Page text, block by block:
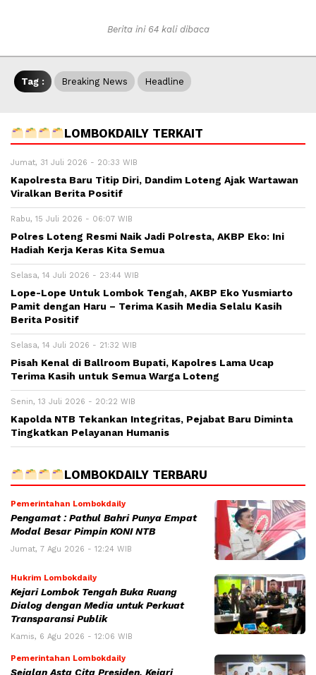
Berita ini 64 kali dibaca
Tag : Breaking News Headline
LOMBOKDAILY TERKAIT
Jumat, 31 Juli 2026 - 20:33 WIB
Kapolresta Baru Titip Diri, Dandim Loteng Ajak Wartawan
Viralkan Berita Positif
Rabu, 15 Juli 2026 - 06:07 WIB
Polres Loteng Resmi Naik Jadi Polresta, AKBP Eko: Ini
Hadiah Kerja Keras Kita Semua
Selasa, 14 Juli 2026 - 23:44 WIB
Lope-Lope Untuk Lombok Tengah, AKBP Eko Yusmiarto
Pamit dengan Haru – Terima Kasih Media Selalu Kasih
Berita Positif
Selasa, 14 Juli 2026 - 21:32 WIB
Pisah Kenal di Ballroom Bupati, Kapolres Lama Ucap
Terima Kasih untuk Semua Warga Loteng
Senin, 13 Juli 2026 - 20:22 WIB
Kapolda NTB Tekankan Integritas, Pejabat Baru Diminta
Tingkatkan Pelayanan Humanis
LOMBOKDAILY TERBARU
Pemerintahan Lombokdaily
Pengamat : Pathul Bahri Punya Empat
Modal Besar Pimpin KONI NTB
Jumat, 7 Agu 2026 - 12:24 WIB
Hukrim Lombokdaily
Kejari Lombok Tengah Buka Ruang
Dialog dengan Media untuk Perkuat
Transparansi Publik
Kamis, 6 Agu 2026 - 12:06 WIB
Pemerintahan Lombokdaily
Sejalan Asta Cita Presiden, Kejari